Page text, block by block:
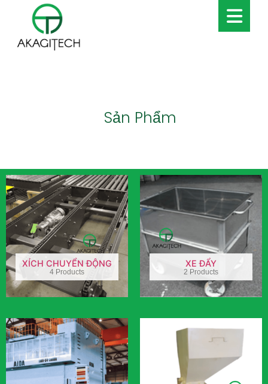
Sản Phẩm
XÍCH CHUYỂN ĐỘNG
4 Products
XE ĐẨY
2 Products